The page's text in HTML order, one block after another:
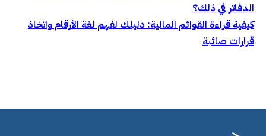
الدفاتر في ذلك؟
كيفية قراءة القوائم المالية: دليلك لفهم لغة الأرقام واتخاذ
قرارات صائبة